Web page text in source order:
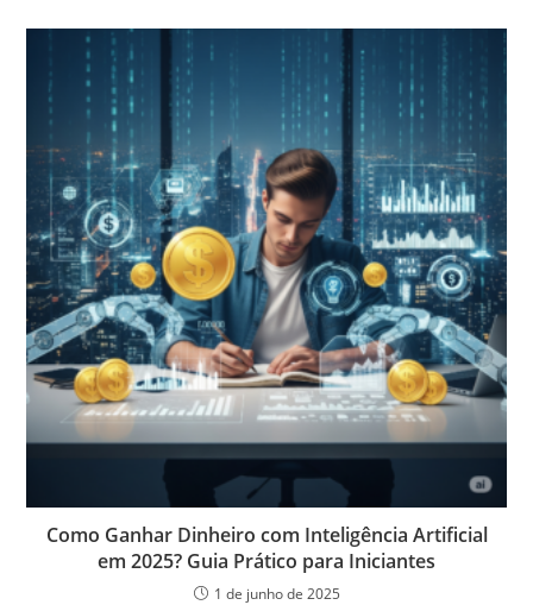
Como Ganhar Dinheiro com Inteligência Artificial
em 2025? Guia Prático para Iniciantes
1 de junho de 2025